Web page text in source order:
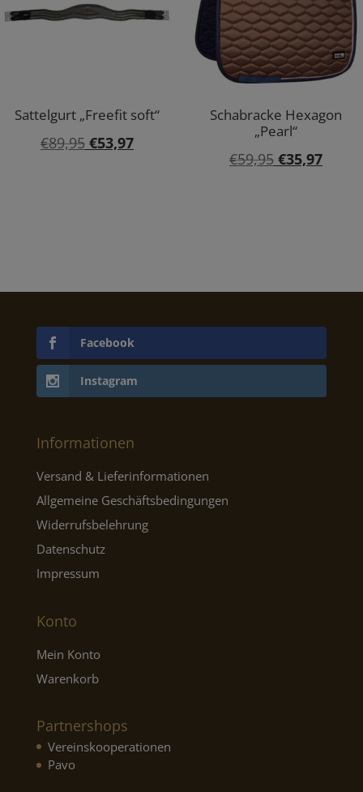
Sattelgurt „Freefit soft“
€89,95 Ursprünglicher
€53,97Aktueller
Schabracke Hexagon
„Pearl“
€59,95 €35,97
Facebook
Instagram
Informationen
Versand & Lieferinformationen
Allgemeine Geschäftsbedingungen
Widerrufsbelehrung
Datenschutz
Impressum
Konto
Mein Konto
Warenkorb
Partnershops
Vereinskooperationen
Pavo